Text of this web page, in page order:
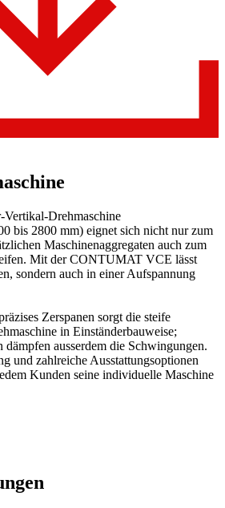
Drehmaschine
bis 2800 mm) eignet sich nicht nur zum
Maschinenaggregaten auch zum
Mit der CONTUMAT VCE lässt
sondern auch in einer Aufspannung
Zerspanen sorgt die steife
in Einständerbauweise;
dämpfen ausserdem die Schwingungen.
und zahlreiche Ausstattungsoptionen
Kunden seine individuelle Maschine